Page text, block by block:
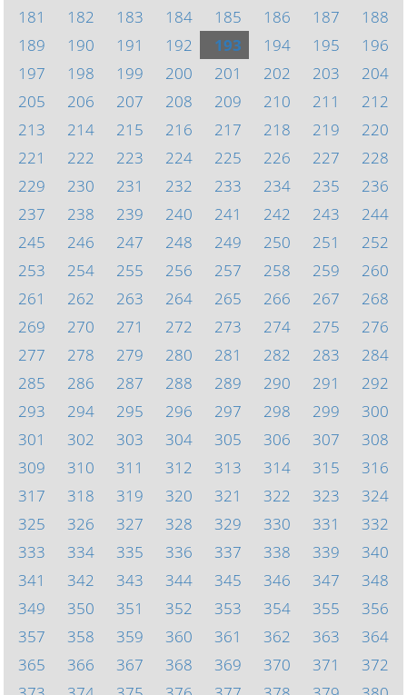
181
182 183 184 185 186 187
188
189
190 191 192 193 194 195
196
197
198 199 200 201 202 203
204
205
206 207 208 209 210 211
212
213
214 215 216 217 218 219
220
221
222 223 224 225 226 227
228
229
230 231 232 233 234 235
236
237
238 239 240 241 242 243
244
245
246 247 248 249 250 251
252
253
254 255 256 257 258 259
260
261
262 263 264 265 266 267
268
269
270 271 272 273 274 275
276
277
278 279 280 281 282 283
284
285
286 287 288 289 290 291
292
293
294 295 296 297 298 299
300
301
302 303 304 305 306 307
308
309
310 311 312 313 314 315
316
317
318 319 320 321 322 323
324
325
326 327 328 329 330 331
332
333
334 335 336 337 338 339
340
341
342 343 344 345 346 347
348
349
350 351 352 353 354 355
356
357
358 359 360 361 362 363
364
365
366 367 368 369 370 371
372